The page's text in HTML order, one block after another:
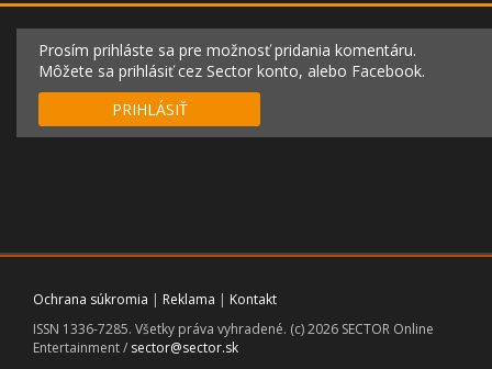
Prosím prihláste sa pre možnosť pridania komentáru.
Môžete sa prihlásiť cez Sector konto, alebo Facebook.
PRIHLÁSIŤ
Ochrana súkromia | Reklama | Kontakt
ISSN 1336-7285. Všetky práva vyhradené. (c) 2026 SECTOR Online
Entertainment / sector@sector.sk